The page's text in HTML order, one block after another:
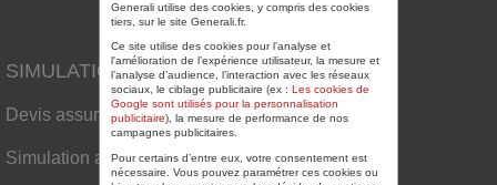
SIMULATIONS
Devis assurance habitation
Simulation assurance auto
Generali utilise des cookies, y compris des cookies
tiers, sur le site Generali.fr.
Ce site utilise des cookies pour l’analyse et
l'amélioration de l’expérience utilisateur, la mesure et
l’analyse d’audience, l’interaction avec les réseaux
sociaux, le ciblage publicitaire (ex : Les cookies de
Google sont utilisés pour la personnalisation
publicitaire), la mesure de performance de nos
campagnes publicitaires.
Pour certains d’entre eux, votre consentement est
nécessaire. Vous pouvez paramétrer ces cookies ou